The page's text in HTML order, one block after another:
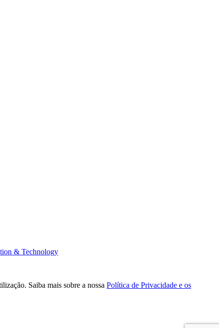
& Technology
Saiba mais sobre a nossa Política de Privacidade e os